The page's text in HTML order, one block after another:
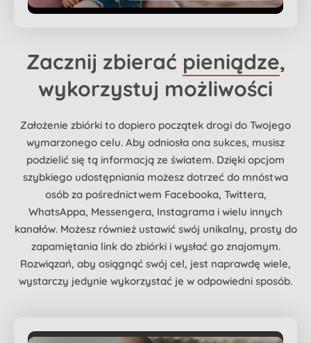
Zacznij zbierać pieniądze,
wykorzystuj możliwości
Założenie zbiórki to dopiero początek drogi do Twojego
wymarzonego celu. Aby odniosła ona sukces, musisz
podzielić się tą informacją ze światem. Dzięki opcjom
szybkiego udostępniania możesz dotrzeć do mnóstwa
osób za pośrednictwem Facebooka, Twittera,
WhatsAppa, Messengera, Instagrama i wielu innych
kanałów. Możesz również ustawić swój unikalny, prosty do
zapamiętania link do zbiórki i wysłać go znajomym.
Rozwiązań, aby osiągnąć swój cel, jest naprawdę wiele,
wystarczy jedynie wykorzystać je w odpowiedni sposób.